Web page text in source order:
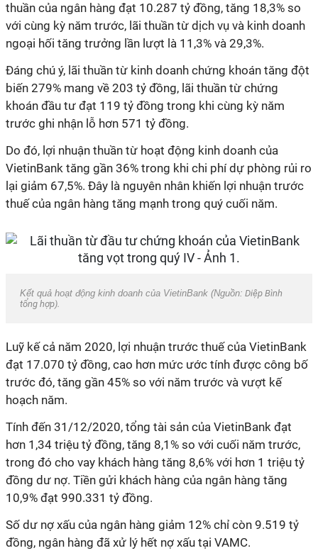
thuần của ngân hàng đạt 10.287 tỷ đồng, tăng 18,3% so
với cùng kỳ năm trước, lãi thuần từ dịch vụ và kinh doanh
ngoại hối tăng trưởng lần lượt là 11,3% và 29,3%.
Đáng chú ý, lãi thuần từ kinh doanh chứng khoán tăng đột
biến 279% mang về 203 tỷ đồng, lãi thuần từ chứng
khoán đầu tư đạt 119 tỷ đồng trong khi cùng kỳ năm
trước ghi nhận lỗ hơn 571 tỷ đồng.
Do đó, lợi nhuận thuần từ hoạt động kinh doanh của
VietinBank tăng gần 36% trong khi chi phí dự phòng rủi ro
lại giảm 67,5%. Đây là nguyên nhân khiến lợi nhuận trước
thuế của ngân hàng tăng mạnh trong quý cuối năm.
Kết quả hoạt động kinh doanh của VietinBank (Nguồn: Diệp Bình
tổng hợp).
Luỹ kế cả năm 2020, lợi nhuận trước thuế của VietinBank
đạt 17.070 tỷ đồng, cao hơn mức ước tính được công bố
trước đó, tăng gần 45% so với năm trước và vượt kế
hoạch năm.
Tính đến 31/12/2020, tổng tài sản của VietinBank đạt
hơn 1,34 triệu tỷ đồng, tăng 8,1% so với cuối năm trước,
trong đó cho vay khách hàng tăng 8,6% với hơn 1 triệu tỷ
đồng dư nợ. Tiền gửi khách hàng của ngân hàng tăng
10,9% đạt 990.331 tỷ đồng.
Số dư nợ xấu của ngân hàng giảm 12% chỉ còn 9.519 tỷ
đồng, ngân hàng đã xử lý hết nợ xấu tại VAMC.